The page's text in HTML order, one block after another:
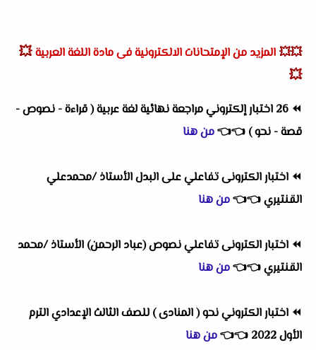
💥💥 المزيد من الإمتحانات الالكترونية فى مادة اللغة العربية 💥
💥
⏪
26 اختبار إلكتروني مراجعة نهائية لغة عربية ( قراءة - نصوص -
قصة - نحو ) 👈
👈من هنا
⏪ اختبار الكترونى تفاعلي على البدل الأستاذ /محمدعلي
القنتيري👈
👈من هنا
⏪ اختبار الكترونى تفاعلي نصوص (عباد الرحمن) الأستاذ /محمد
القنتيري👈
👈من هنا
⏪ اختبار الكتروني نحو ( المنادى ) للصف الثالث الإعدادي الترم
الأول 2022
👈
👈من هنا